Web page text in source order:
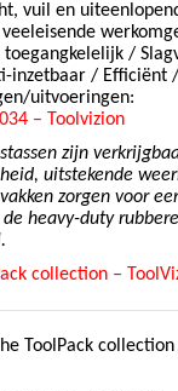
vuil en
/
/ Efficiënt /
uitvoeringen:
– Toolvizion
zijn
uitstekende
zorgen voor
heavy-duty
collection –
ToolPack collection